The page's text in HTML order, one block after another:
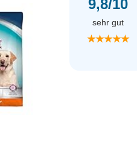
9,8/10
sehr gut
★★★★★